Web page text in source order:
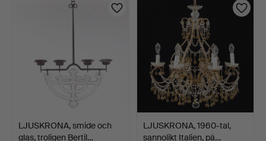
LJUSKRONA, smide och
glas, troligen Bertil…
LJUSKRONA, 1960-tal,
sannolikt Italien, pä…